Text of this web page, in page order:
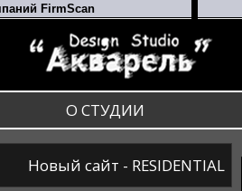
О СТУДИИ
Новый сайт - RESIDENTIAL